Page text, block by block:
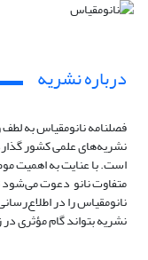
درباره نشریه
فصلنامه نانومقیاس به
نشریه‌های علمی کشور
است. با عنایت به اهمیت
متفاوت نانو دعوت می‌شود
نانومقیاس را در
نشریه بتواند گام مؤثری